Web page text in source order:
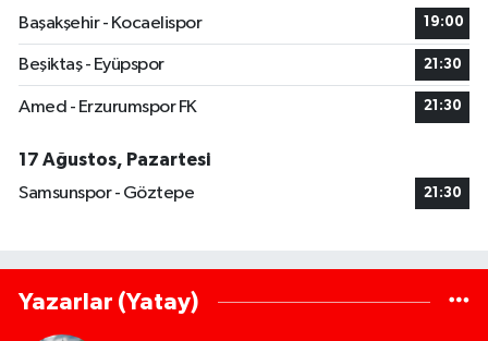
Başakşehir - Kocaelispor
19:00
Beşiktaş - Eyüpspor 21:30
Amed - Erzurumspor FK 21:30
17 Ağustos, Pazartesi
Samsunspor - Göztepe
21:30
Yazarlar (Yatay)